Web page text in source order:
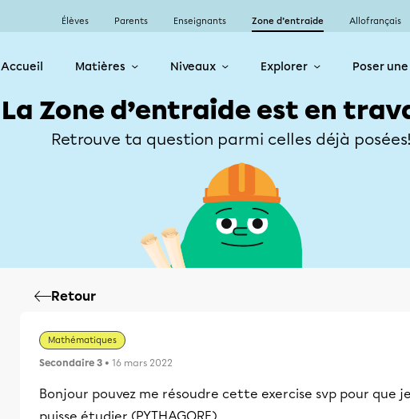
Élèves Parents Enseignants Zone d’entraide Allofrançais
Accueil Matières Niveaux Explorer Poser
La Zone d’entraide est en
Retrouve ta question parmi celles déjà
Retour
Mathématiques
Secondaire 3 • 16 mars 2022
Bonjour pouvez me résoudre cette exercise svp pour que